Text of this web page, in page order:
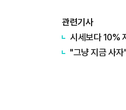
관련기사
시세보다 10%
"그냥 지금 사